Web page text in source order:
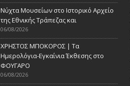
Νύχτα Μουσείων στο Ιστορικό Αρχείο
της Εθνικής Τράπεζας και
06/08/2026
ΧΡΗΣΤΟΣ ΜΠΟΚΟΡΟΣ | Τα
Ημερολόγια-Εγκαίνια Έκθεσης στο
ΦΟΥΓΑΡΟ
06/08/2026